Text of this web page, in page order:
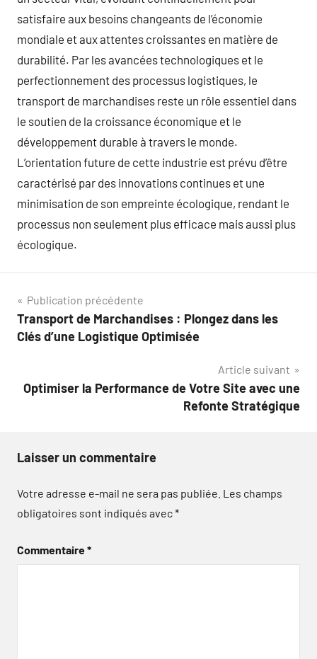
satisfaire aux besoins changeants de l’économie
mondiale et aux attentes croissantes en matière de
durabilité. Par les avancées technologiques et le
perfectionnement des processus logistiques, le
transport de marchandises reste un rôle essentiel dans
le soutien de la croissance économique et le
développement durable à travers le monde.
L’orientation future de cette industrie est prévu d’être
caractérisé par des innovations continues et une
minimisation de son empreinte écologique, rendant le
processus non seulement plus efficace mais aussi plus
écologique.
Navigation
de
Publication précédente
Transport de Marchandises : Plongez dans les
Clés d’une Logistique Optimisée
Article suivant
Optimiser la Performance de Votre Site avec une
Refonte Stratégique
Laisser un commentaire
Votre adresse e-mail ne sera pas publiée. Les champs
obligatoires sont indiqués avec*
Commentaire*